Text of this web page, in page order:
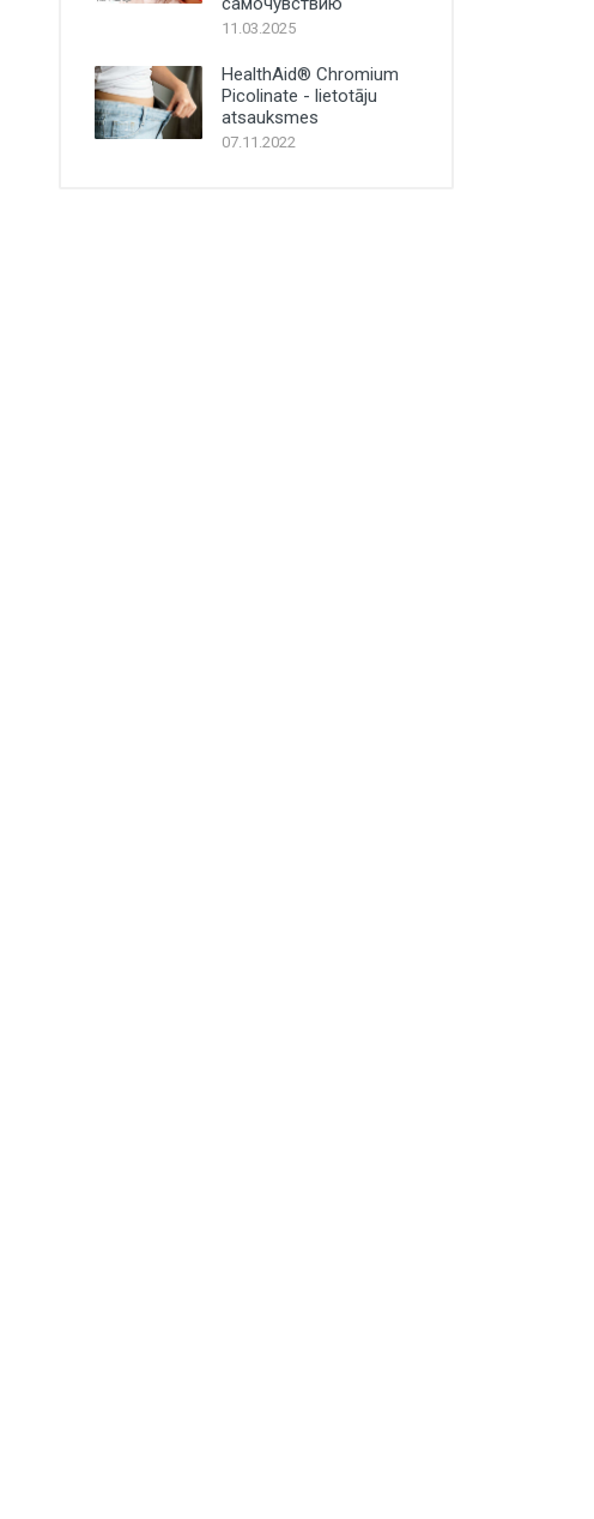
11.03.2025
HealthAid® Chromium
Picolinate - lietotāju
atsauksmes
07.11.2022